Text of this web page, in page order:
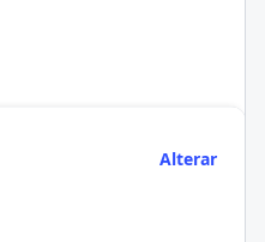
Alterar